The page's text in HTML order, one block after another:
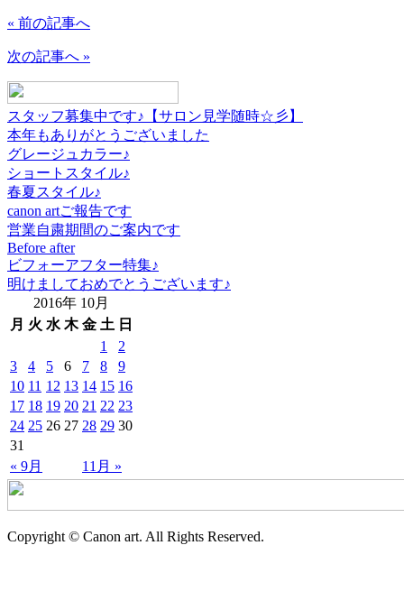
« 前の記事へ
次の記事へ »
スタッフ募集中です♪【サロン見学随時☆彡】
本年もありがとうございました
グレージュカラー♪
ショートスタイル♪
春夏スタイル♪
canon artご報告です
営業自粛期間のご案内です
Before after
ビフォーアフター特集♪
明けましておめでとうございます♪
2016年 10月
月 火 水 木 金 土 日
« 9月 11月 »
1
2
3
4 5 6 7 8
9
10 11 12 13 14 15 16
17 18 19 20 21 22 23
24 25 26 27 28 29 30
31
Copyright © Canon art. All Rights Reserved.